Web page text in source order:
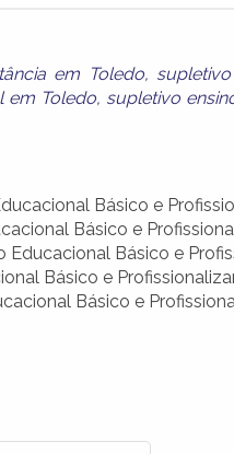
em Toledo,
em Toledo, supletivo
Básico e
Básico e
Básico e
Básico e
Básico e